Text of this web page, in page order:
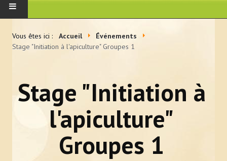
Les membres du CA
Adhérer au syndicat
La presse en parle
Vous êtes ici : Accueil
Événements
Stage "Initiation à l'apiculture" Groupes 1
Stage "Initiation à
l'apiculture"
Groupes 1